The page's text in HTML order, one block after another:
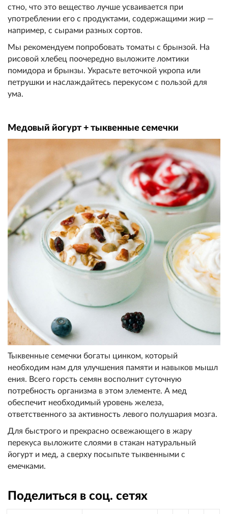
стно, что это вещество лучше усваивается при
употреблении его с продуктами, содержащими жир —
например, с сырами разных сортов.
Мы рекомендуем попробовать томаты с брынзой. На
рисовой хлебец поочередно выложите ломтики
помидора и брынзы. Украсьте веточкой укропа или
петрушки и наслаждайтесь перекусом с пользой для
ума.
Медовый йогурт + тыквенные семечки
Тыквенные семечки богаты цинком, который
необходим нам для улучшения памяти и навыков мышл
ения. Всего горсть семян восполнит суточную
потребность организма в этом элементе. А мед
обеспечит необходимый уровень железа,
ответственного за активность левого полушария мозга.
Для быстрого и прекрасно освежающего в жару
перекуса выложите слоями в стакан натуральный
йогурт и мед, а сверху посыпьте тыквенными с
емечками.
Поделиться в соц. сетях